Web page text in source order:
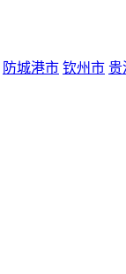
防城港市 钦州市 贵